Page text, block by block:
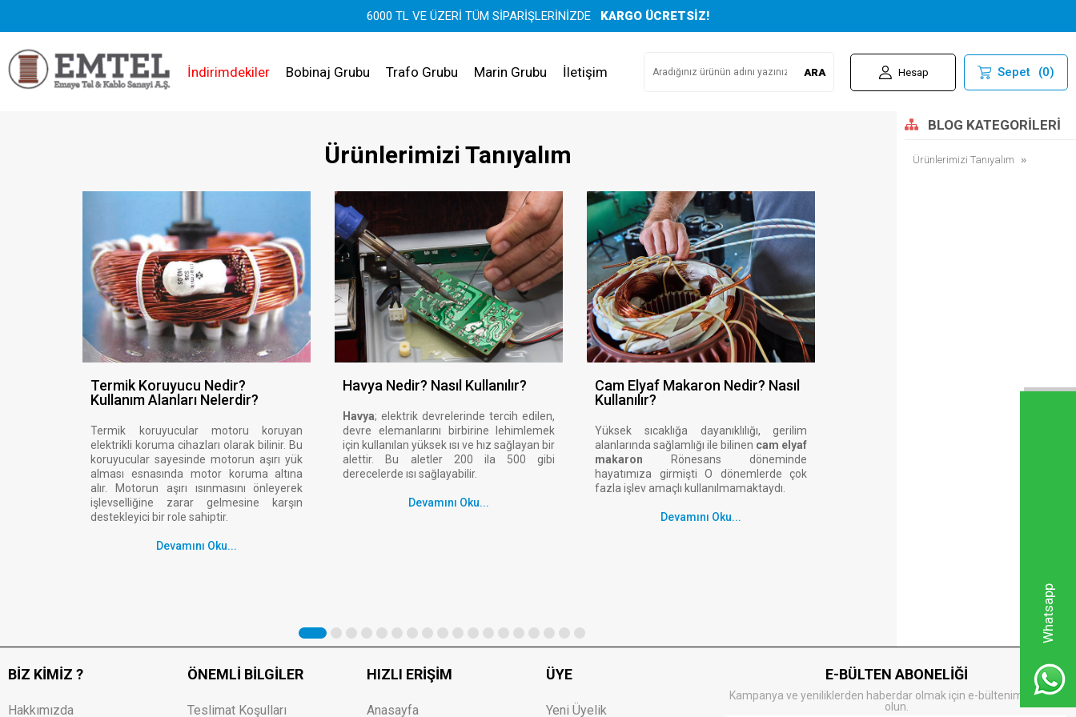
Whatsapp
6000 TL VE ÜZERİ TÜM SİPARİŞLERİNİZDE KARGO ÜCRETSİZ!
İndirimdekiler Bobinaj Grubu Trafo Grubu Marin Grubu İletişim ARA Hesap Sepet (0)
Ürünlerimizi Tanıyalım
Termik Koruyucu Nedir?
Kullanım Alanları Nelerdir?
Termik koruyucular motoru koruyan
elektrikli koruma cihazları olarak bilinir. Bu
koruyucular sayesinde motorun aşırı yük
alması esnasında motor koruma altına
alır. Motorun aşırı ısınmasını önleyerek
işlevselliğine zarar gelmesine karşın
destekleyici bir role sahiptir.
Devamını Oku...
Havya Nedir? Nasıl Kullanılır?
Havya; elektrik devrelerinde tercih edilen,
devre elemanlarını birbirine lehimlemek
için kullanılan yüksek ısı ve hız sağlayan bir
alettir. Bu aletler 200 ila 500 gibi
derecelerde ısı sağlayabilir.
Devamını Oku...
Cam Elyaf Makaron Nedir? Nasıl
Kullanılır?
Yüksek sıcaklığa dayanıklılığı, gerilim
alanlarında sağlamlığı ile bilinen cam elyaf
makaron Rönesans döneminde
hayatımıza girmişti O dönemlerde çok
fazla işlev amaçlı kullanılmamaktaydı.
Devamını Oku...
BLOG KATEGORILERI
Ürünlerimizi Tanıyalım
BIZ KIMIZ ?
Hakkımızda
ÖNEMLI BILGILER
Teslimat Koşulları
HIZLI ERIŞIM
Anasayfa
ÜYE
Yeni Üyelik
E-BÜLTEN ABONELİĞİ
Kampanya ve yeniliklerden haberdar olmak için e-bültenimize kayıt
olun.